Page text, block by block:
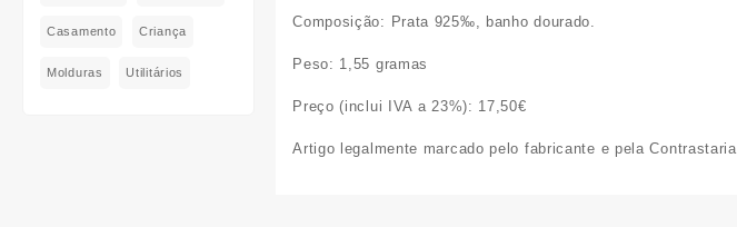
Casamento Criança
Molduras Utilitários
Composição: Prata 925‰, banho dourado.
Peso: 1,55 gramas
Preço (inclui IVA a 23%): 17,50€
Artigo legalmente marcado pelo fabricante e pela Contrastaria.